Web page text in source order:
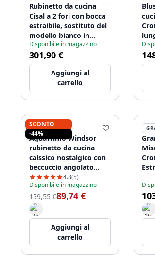
Rubinetto da cucina
Cisal a 2 fori con bocca
estraibile, sostituto del
modello bianco in
cromo LC00009021.
Disponibile in magazzino
301,90 €
Aggiungi al
carrello
SCONTO
-44%
AQUATRIMO
AquaTrimo Windsor
rubinetto da cucina
calssico nostalgico con
beccuccio angolato
cromato 21WS7531CM
4.8(5)
Disponibile in magazzino
159,55 €89,74 €
Aggiungi al
carrello